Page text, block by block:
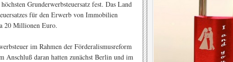
Grunderwerbsteuersatz fest. Das Land
für den Erwerb von Immobilien
20 Millionen Euro.
im Rahmen der Förderalismusreform
Anschluß daran hatten zunächst Berlin und im